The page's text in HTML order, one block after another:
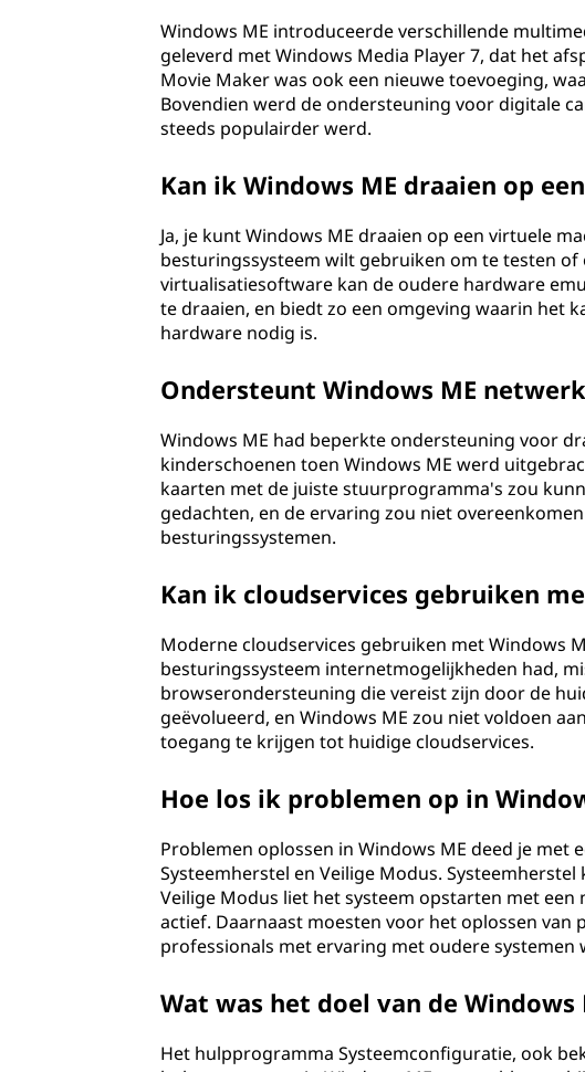
Windows ME introduceerde verschillende
geleverd met Windows Media Player 7, dat het
Movie Maker was ook een nieuwe toevoeging,
Bovendien werd de ondersteuning voor digitale
steeds populairder werd.
Kan ik Windows ME draaien op
Ja, je kunt Windows ME draaien op een virtuele
besturingssysteem wilt gebruiken om te testen
virtualisatiesoftware kan de oudere hardware
te draaien, en biedt zo een omgeving waarin het
hardware nodig is.
Ondersteunt Windows ME
Windows ME had beperkte ondersteuning voor
kinderschoenen toen Windows ME werd
kaarten met de juiste stuurprogramma's zou
gedachten, en de ervaring zou niet
besturingssystemen.
Kan ik cloudservices gebruiken
Moderne cloudservices gebruiken met Windows
besturingssysteem internetmogelijkheden had,
browserondersteuning die vereist zijn door de
geëvolueerd, en Windows ME zou niet voldoen
toegang te krijgen tot huidige cloudservices.
Hoe los ik problemen op in
Problemen oplossen in Windows ME deed je
Systeemherstel en Veilige Modus.
Veilige Modus liet het systeem opstarten met
actief. Daarnaast moesten voor het oplossen
professionals met ervaring met oudere systemen
Wat was het doel van de
Het hulpprogramma Systeemconfiguratie, ook